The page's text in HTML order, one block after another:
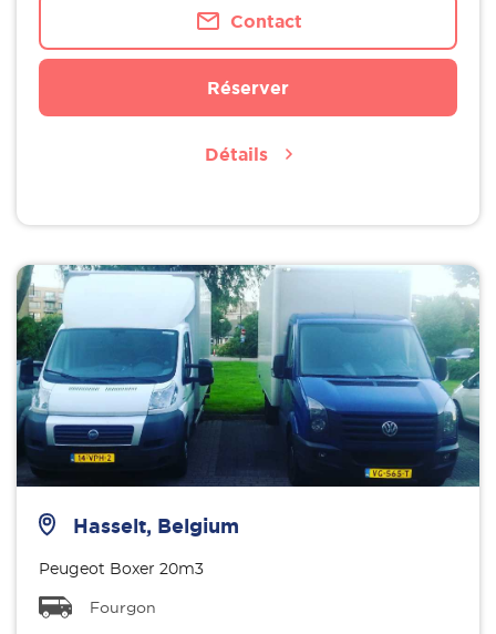
Contact
Réserver
Détails
Hasselt, Belgium
Peugeot Boxer 20m3
Fourgon